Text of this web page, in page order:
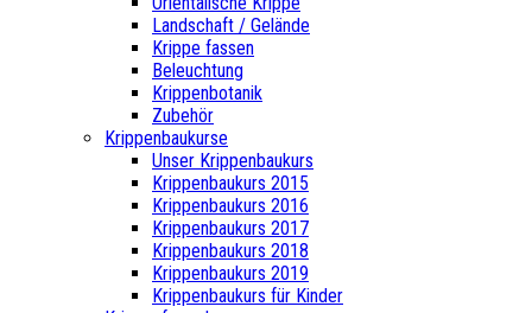
Landschaft / Gelände
Krippe fassen
Beleuchtung
Krippenbotanik
Zubehör
Krippenbaukurse
Unser Krippenbaukurs
Krippenbaukurs 2015
Krippenbaukurs 2016
Krippenbaukurs 2017
Krippenbaukurs 2018
Krippenbaukurs 2019
Krippenbaukurs für Kinder